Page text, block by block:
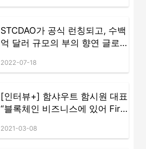
STCDAO가 공식 런칭되고, 수백
억 달러 규모의 부의 향연 글로
2022-07-18
[인터뷰+] 함샤우트 함시원 대표
“블록체인 비즈니스에 있어 First
보호 , 물량 조절 및 사용처 확대
2021-03-08